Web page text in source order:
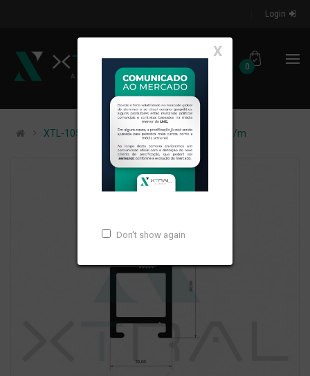
Login
0
X
Don't show again
XTL-1056 - (A-058) - PESO LINEAR: 0,204kg/m